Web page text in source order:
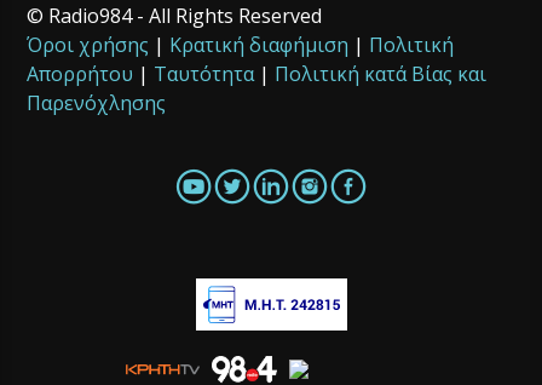
© Radio984 - All Rights Reserved
Όροι χρήσης | Κρατική διαφήμιση | Πολιτική
Απορρήτου | Ταυτότητα| Πολιτική κατά Βίας και
Παρενόχλησης